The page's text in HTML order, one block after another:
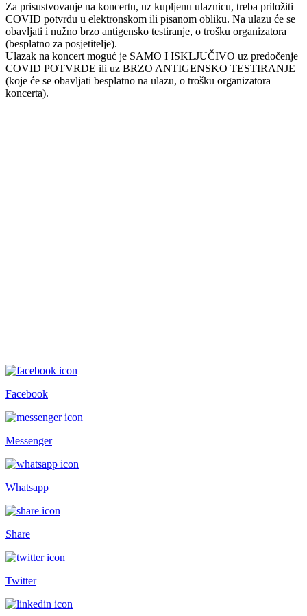
Za prisustvovanje na koncertu, uz kupljenu ulaznicu, treba priložiti
COVID potvrdu u elektronskom ili pisanom obliku. Na ulazu će se
obavljati i nužno brzo antigensko testiranje, o trošku organizatora
(besplatno za posjetitelje).
Ulazak na koncert moguć je SAMO I ISKLJUČIVO uz predočenje
COVID POTVRDE ili uz BRZO ANTIGENSKO TESTIRANJE
(koje će se obavljati besplatno na ulazu, o trošku organizatora
koncerta).
Facebook
Messenger
Whatsapp
Share
Twitter